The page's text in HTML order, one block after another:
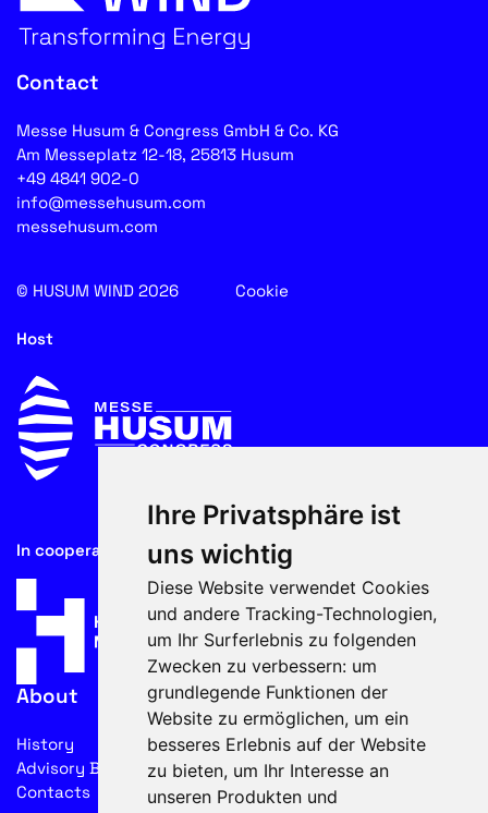
Ihre Privatsphäre ist
uns wichtig
Diese Website verwendet Cookies
und andere Tracking-Technologien,
um Ihr Surferlebnis zu folgenden
Zwecken zu verbessern: um
grundlegende Funktionen der
Website zu ermöglichen, um ein
besseres Erlebnis auf der Website
zu bieten, um Ihr Interesse an
unseren Produkten und
Contact
Messe Husum & Congress GmbH & Co. KG
Am Messeplatz 12-18, 25813 Husum
+49 4841 902-0
info@messehusum.com
messehusum.com
© HUSUM WIND 2026 Cookie
Host
In cooperation with
About
History
Advisory Board
Contacts